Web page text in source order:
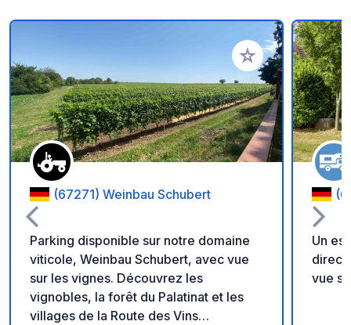
Ajouter à vos
(67271) Weinbau Schubert
Parking disponible sur notre domaine
viticole, Weinbau Schubert, avec vue
sur les vignes. Découvrez les
vignobles, la forêt du Palatinat et les
villages de la Route des Vins
Un
vue